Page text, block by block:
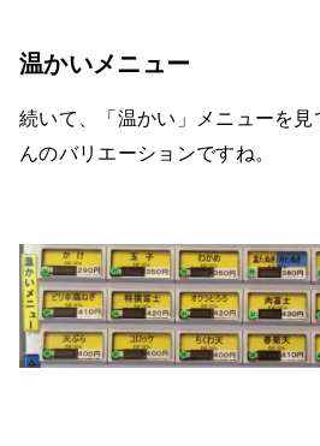
温かいメニュー
続いて、「温かい」メニューを
んのバリエーションですね。